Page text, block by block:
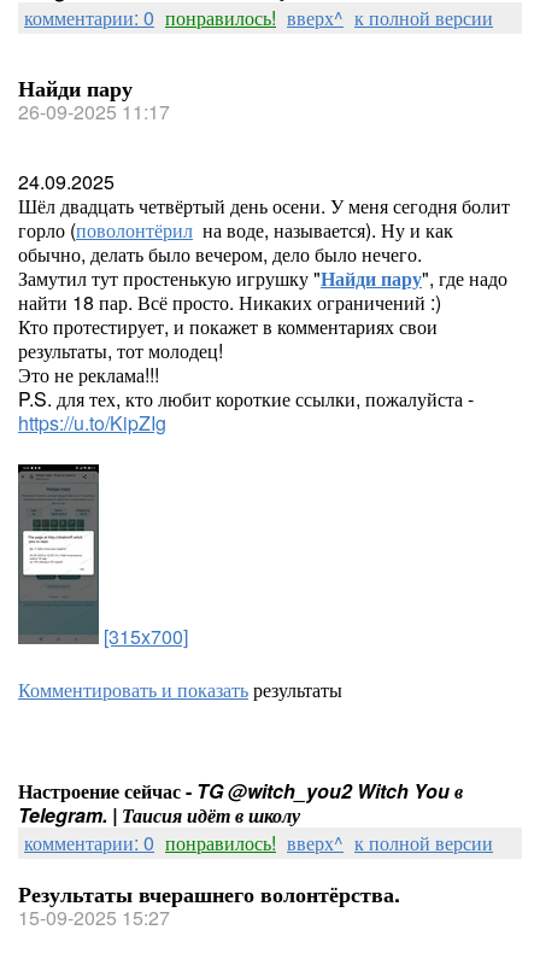
комментарии: 0 понравилось! вверх^ к полной версии
Найди пару
26-09-2025 11:17
24.09.2025
Шёл двадцать четвёртый день осени. У меня сегодня болит
горло (поволонтёрил на воде, называется). Ну и как
обычно, делать было вечером, дело было нечего.
Замутил тут простенькую игрушку "Найди пару", где надо
найти 18 пар. Всё просто. Никаких ограничений :)
Кто протестирует, и покажет в комментариях свои
результаты, тот молодец!
Это не реклама!!!
P.S. для тех, кто любит короткие ссылки, пожалуйста -
https://u.to/KipZIg
[315x700]
Комментировать и показатьрезультаты
Настроение сейчас - TG @witch_you2 Witch You в
Telegram. | Таисия идёт в школу
комментарии: 0 понравилось! вверх^ к полной версии
Результаты вчерашнего волонтёрства.
15-09-2025 15:27